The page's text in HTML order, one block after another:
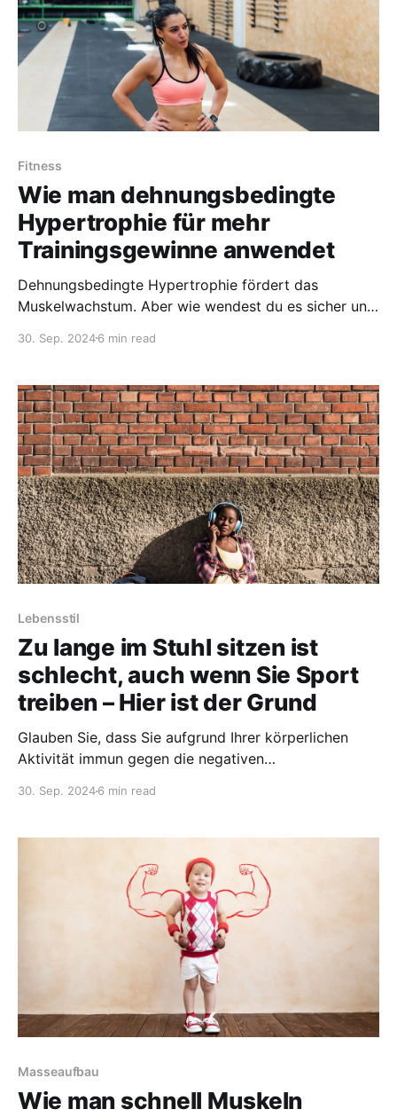
Fitness
Wie man dehnungsbedingte
Hypertrophie für mehr
Trainingsgewinne anwendet
Dehnungsbedingte Hypertrophie fördert das
Muskelwachstum. Aber wie wendest du es sicher und
30. Sep. 20246 min read
Lebensstil
Zu lange im Stuhl sitzen ist
schlecht, auch wenn Sie Sport
treiben – Hier ist der Grund
Glauben Sie, dass Sie aufgrund Ihrer körperlichen
Aktivität immun gegen die negativen
Denken Sie nochmal nach. Langfristiges Sitzen kann
30. Sep. 20246 min read
Masseaufbau
Wie man schnell Muskeln